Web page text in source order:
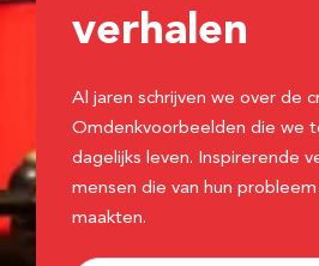
verhalen
Al jaren schrijven we over de
Omdenkvoorbeelden die we
dagelijks leven. Inspirerende
mensen die van hun
maakten.